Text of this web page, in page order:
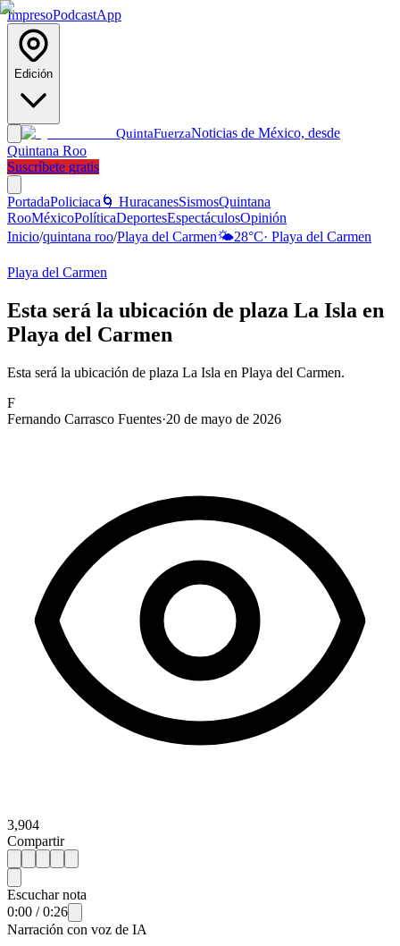
ImpresoPodcastApp
Edición
QuintaFuerzaNoticias de México, desde
Quintana Roo
Suscríbete gratis
PortadaPoliciaca 🌀 HuracanesSismosQuintana
RooMéxicoPolíticaDeportesEspectáculosOpinión
Inicio/quintana roo/Playa del Carmen🌤️28°C· Playa del Carmen
Playa del Carmen
Esta será la ubicación de plaza La Isla en
Playa del Carmen
Esta será la ubicación de plaza La Isla en Playa del Carmen.
F
Fernando Carrasco Fuentes·20 de mayo de 2026
3,904
Compartir
Escuchar nota
0:00 /0:26
Narración con voz de IA